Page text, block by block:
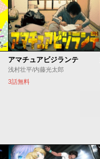
アマチュアビジランテ
浅村壮平/内藤光太郎
3話無料